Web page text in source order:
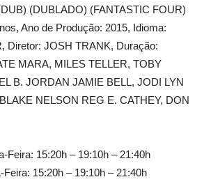
(DUBLADO) (FANTASTIC FOUR)
Ano de Produção: 2015, Idioma:
Diretor: JOSH TRANK, Duração:
MARA, MILES TELLER, TOBY
B. JORDAN JAMIE BELL, JODI LYN
NELSON REG E. CATHEY, DON
Feira: 15:20h – 19:10h – 21:40h
Feira: 15:20h – 19:10h – 21:40h